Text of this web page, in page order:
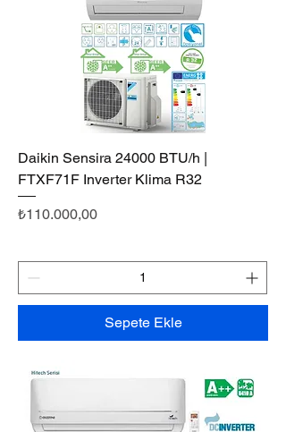
Daikin Sensira 24000 BTU/h |
FTXF71F Inverter Klima R32
Fiyat
₺110.000,00
Sepete Ekle